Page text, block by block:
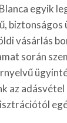
egyik
biztonságos
vásárlás
során
az adásvétel